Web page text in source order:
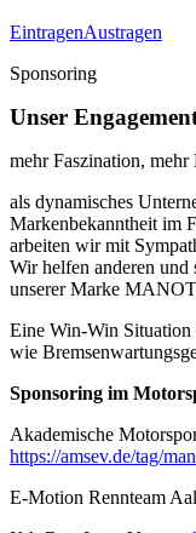
EintragenAustragen
Sponsoring
Unser
mehr Faszination, mehr
als dynamisches
Markenbekanntheit im
arbeiten wir mit
Wir helfen anderen und
unserer Marke
Eine Win-Win
wie
Sponsoring im
Akademische
https://amsev.de/tag/
E-Motion Rennteam